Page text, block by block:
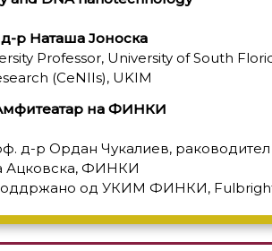
р Наташа Јоноска
Professor, University of South
(CeNIIs), UKIM
Амфитеатар на ФИНКИ
д-р Ордан Чукалиев,
Ацковска, ФИНКИ
од УКИМ ФИНКИ, Fulbright